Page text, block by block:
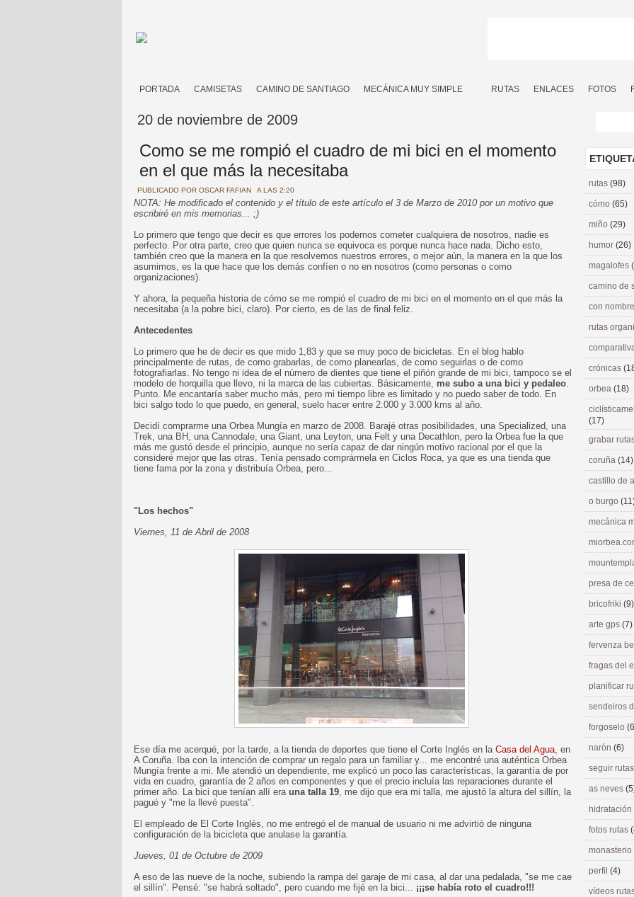
PORTADA CAMISETAS CAMINO DE SANTIAGO MECÁNICA MUY SIMPLE RUTAS ENLACES FOTOS
20 de noviembre de 2009
Como se me rompió el cuadro de mi bici en el momento
en el que más la necesitaba
PUBLICADO POR OSCAR FAFIAN A LAS 2:20
NOTA: He modificado el contenido y el título de este artículo el 3 de Marzo de 2010 por un motivo que
escribiré en mis memorias... ;)
Lo primero que tengo que decir es que errores los podemos cometer cualquiera de nosotros, nadie es
perfecto. Por otra parte, creo que quien nunca se equivoca es porque nunca hace nada. Dicho esto,
también creo que la manera en la que resolvemos nuestros errores, o mejor aún, la manera en la que los
asumimos, es la que hace que los demás confíen o no en nosotros (como personas o como
organizaciones).
Y ahora, la pequeña historia de cómo se me rompió el cuadro de mi bici en el momento en el que más la
necesitaba (a la pobre bici, claro). Por cierto, es de las de final feliz.
Antecedentes
Lo primero que he de decir es que mido 1,83 y que se muy poco de bicicletas. En el blog hablo
principalmente de rutas, de como grabarlas, de como planearlas, de como seguirlas o de como
fotografiarlas. No tengo ni idea de el número de dientes que tiene el piñón grande de mi bici, tampoco se el
modelo de horquilla que llevo, ni la marca de las cubiertas. Básicamente, me subo a una bici y pedaleo.
Punto. Me encantaría saber mucho más, pero mi tiempo libre es limitado y no puedo saber de todo. En
bici salgo todo lo que puedo, en general, suelo hacer entre 2.000 y 3.000 kms al año.
Decidí comprarme una Orbea Mungía en marzo de 2008. Barajé otras posibilidades, una Specialized, una
Trek, una BH, una Cannodale, una Giant, una Leyton, una Felt y una Decathlon, pero la Orbea fue la que
más me gustó desde el principio, aunque no sería capaz de dar ningún motivo racional por el que la
consideré mejor que las otras. Tenía pensado comprármela en Ciclos Roca, ya que es una tienda que
tiene fama por la zona y distribuía Orbea, pero...
"Los hechos"
Viernes, 11 de Abril de 2008
Ese día me acerqué, por la tarde, a la tienda de deportes que tiene el Corte Inglés en la Casa del Agua, en
A Coruña. Iba con la intención de comprar un regalo para un familiar y... me encontré una auténtica Orbea
Mungía frente a mi. Me atendió un dependiente, me explicó un poco las características, la garantía de por
vida en cuadro, garantía de 2 años en componentes y que el precio incluía las reparaciones durante el
primer año. La bici que tenían allí era una talla 19, me dijo que era mi talla, me ajustó la altura del sillín, la
pagué y "me la llevé puesta".
El empleado de El Corte Inglés, no me entregó el de manual de usuario ni me advirtió de ninguna
configuración de la bicicleta que anulase la garantía.
Jueves, 01 de Octubre de 2009
A eso de las nueve de la noche, subiendo la rampa del garaje de mi casa, al dar una pedalada, "se me cae
el sillín". Pensé: "se habrá soltado", pero cuando me fijé en la bici... ¡¡¡se había roto el cuadro!!!
rutas (98)
cómo (65)
miño (29)
humor (26)
magalofes
camino de
con
rutas
crónicas
orbea (18)
(17)
grabar
coruña (14)
castillo de
o burgo
mecánica
presa de
bricofriki (9)
arte gps (7)
fervenza
fragas del
planificar
sendeiros
forgoselo
narón (6)
seguir
as neves
hidratación
fotos rutas
perfil (4)
vídeos